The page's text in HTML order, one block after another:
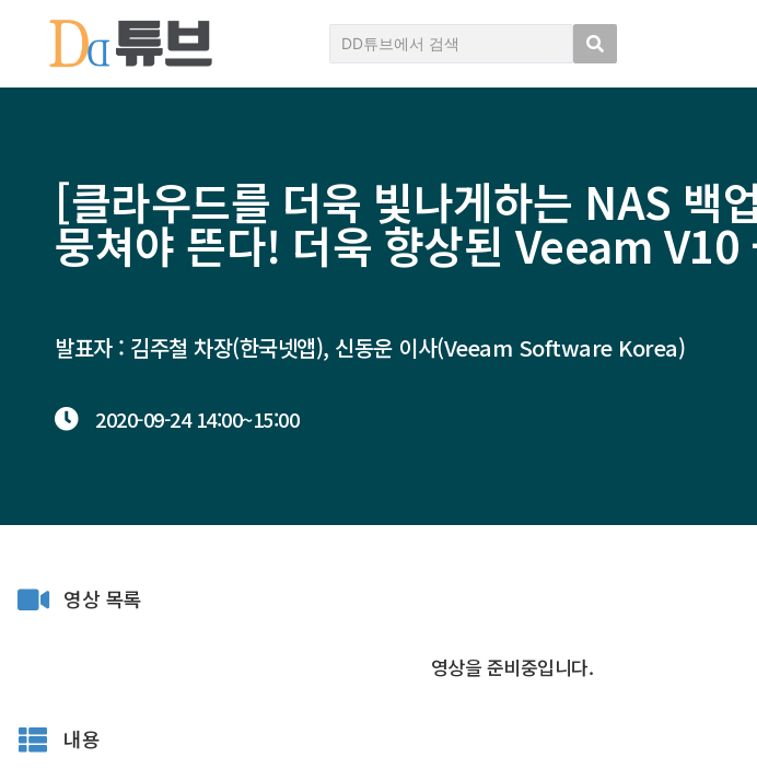
[클라우드를 더욱 빛나게하는 NAS 백
뭉쳐야 뜬다! 더욱 향상된 Veeam
발표자 : 김주철 차장(한국넷앱), 신동운 이사(Veeam Software Korea)
2020-09-2414:00~15:00
영상 목록
영상을 준비중입니다.
내용